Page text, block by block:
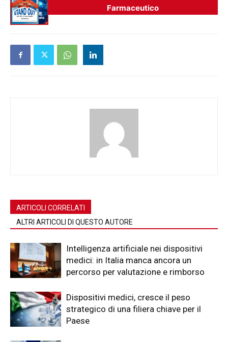
Farmaceutico
ARTICOLI CORRELATI
ALTRI ARTICOLI DI QUESTO AUTORE
Intelligenza artificiale nei dispositivi
medici: in Italia manca ancora un
percorso per valutazione e rimborso
Dispositivi medici, cresce il peso
strategico di una filiera chiave per il
Paese